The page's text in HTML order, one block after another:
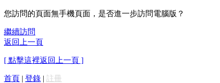
您訪問的頁面無手機頁面，是否進一步訪問電腦版？
繼續訪問
返回上一頁
[ 點擊這裡返回上一頁 ]
首頁 | 登錄 | 註冊